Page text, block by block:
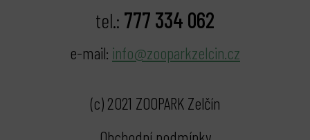
tel.: 777 334 062
e-mail: info@zooparkzelcin.cz
(c) 2021 ZOOPARK Zelčín